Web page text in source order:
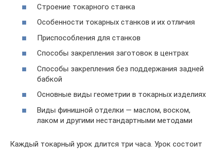
Строение токарного станка
Особенности токарных станков и их отличия
Приспособления для станков
Способы закрепления заготовок в центрах
Способы закрепления без поддержания задней
бабкой
Основные виды геометрии в токарных изделиях
Виды финишной отделки — маслом, воском,
лаком и другими нестандартными методами
Каждый токарный урок длится три часа. Урок состоит